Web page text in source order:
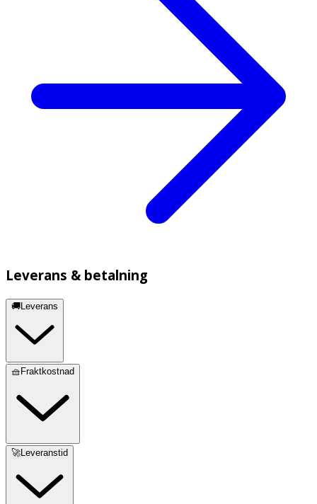
Leverans & betalning
🚚Leverans
🧺Fraktkostnad
🚀Leveranstid